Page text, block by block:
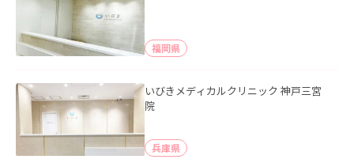
福岡県
いびきメディカルクリニック 神戸三宮
院
兵庫県